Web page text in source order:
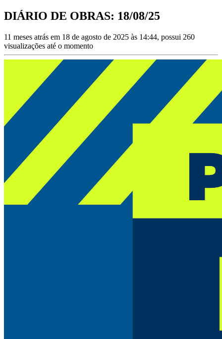
DIÁRIO DE OBRAS: 18/08/25
11 meses atrás em 18 de agosto de 2025 às 14:44, possui 260
visualizações até o momento